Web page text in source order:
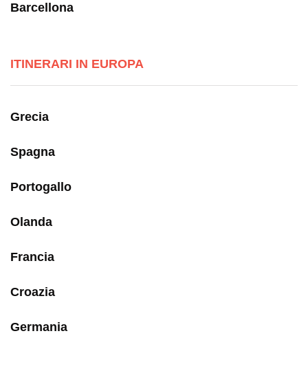
Barcellona
ITINERARI IN EUROPA
Grecia
Spagna
Portogallo
Olanda
Francia
Croazia
Germania